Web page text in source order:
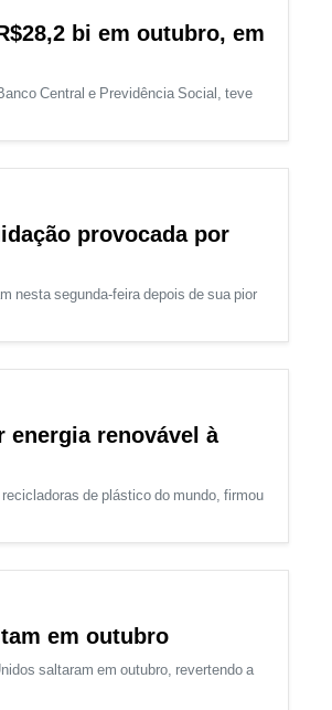
bi em outubro, em
Central e Previdência Social, teve
provocada por
nesta segunda-feira depois de sua pior
energia renovável à
de plástico do mundo, firmou
em outubro
saltaram em outubro, revertendo a